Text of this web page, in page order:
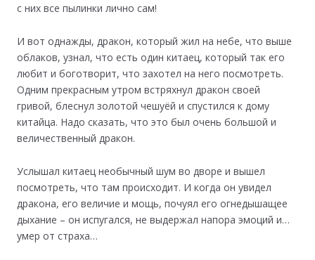
с них все пылинки лично сам!
И вот однажды, дракон, который жил на небе, что выше
облаков, узнал, что есть один китаец, который так его
любит и боготворит, что захотел на него посмотреть.
Одним прекрасным утром встряхнул дракон своей
гривой, блеснул золотой чешуёй и спустился к дому
китайца. Надо сказать, что это был очень большой и
величественный дракон.
Услышал китаец необычный шум во дворе и вышел
посмотреть, что там происходит. И когда он увидел
дракона, его величие и мощь, почуял его огнедышащее
дыхание – он испугался, не выдержал напора эмоций и…
умер от страха…